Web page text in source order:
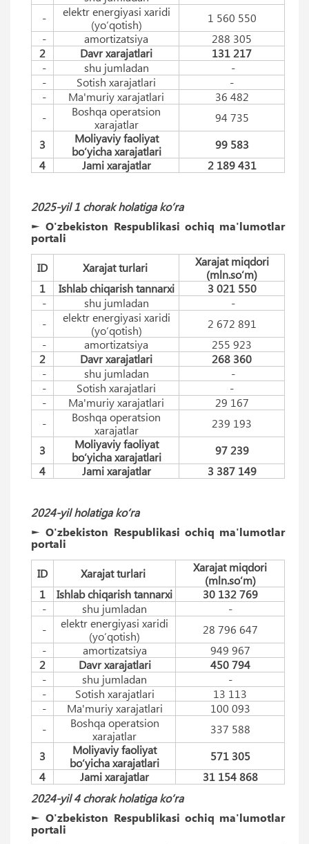
-
elektr energiyasi xaridi
(yo‘qotish)
1 560 550
-
amortizatsiya
288 305
2
Davr xarajatlari
131 217
-
shu jumladan
-
-
Sotish xarajatlari
-
-
Ma'muriy xarajatlari
36 482
-
Boshqa operatsion
xarajatlar
94 735
3
Moliyaviy faoliyat
bo‘yicha xarajatlari
99 583
4
Jami xarajatlar 2 189 431
2025-yil 1 chorak holatiga ko‘ra
► O'zbekiston Respublikasi ochiq ma'lumotlar
portali
ID Xarajat turlari
Xarajat miqdori
(mln.so‘m)
1
Ishlab chiqarish tannarxi
3 021 550
-
shu jumladan
-
-
elektr energiyasi xaridi
(yo‘qotish)
2 672 891
-
amortizatsiya
255 923
2
Davr xarajatlari
268 360
-
shu jumladan
-
-
Sotish xarajatlari
-
-
Ma'muriy xarajatlari
29 167
-
Boshqa operatsion
xarajatlar
239 193
3
Moliyaviy faoliyat
bo‘yicha xarajatlari
97 239
4
Jami xarajatlar 3 387 149
2024-yil holatiga ko‘ra
► O'zbekiston Respublikasi ochiq ma'lumotlar
portali
ID Xarajat turlari
Xarajat miqdori
(mln.so‘m)
1
Ishlab chiqarish tannarxi
30 132 769
-
shu jumladan
-
-
elektr energiyasi xaridi
(yo‘qotish)
28 796 647
-
amortizatsiya
949 967
2
Davr xarajatlari
450 794
-
shu jumladan
-
-
Sotish xarajatlari
13 113
-
Ma'muriy xarajatlari
100 093
-
Boshqa operatsion
xarajatlar
337 588
3
Moliyaviy faoliyat
bo‘yicha xarajatlari
571 305
4
Jami xarajatlar
31 154 868
2024-yil 4 chorak holatiga ko‘ra
► O'zbekiston Respublikasi ochiq ma'lumotlar
portali